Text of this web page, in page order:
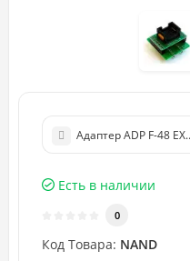
Есть в наличии
0
Код Товара: NAND